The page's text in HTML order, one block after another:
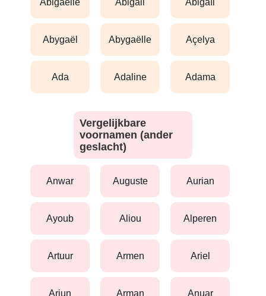
abygaël abygaëlle açelya
ada adaline adama
Vergelijkbare
voornamen (ander
geslacht)
anwar auguste aurian
ayoub aliou alperen
artuur armen ariel
arjun arman anuar